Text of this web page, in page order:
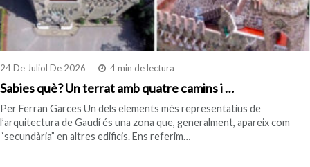
24 De Juliol De 2026 4 min de lectura
Sabies què? Un terrat amb quatre camins i …
Per Ferran Garces Un dels elements més representatius de
l’arquitectura de Gaudí és una zona que, generalment, apareix com
“secundària” en altres edificis. Ens referim…